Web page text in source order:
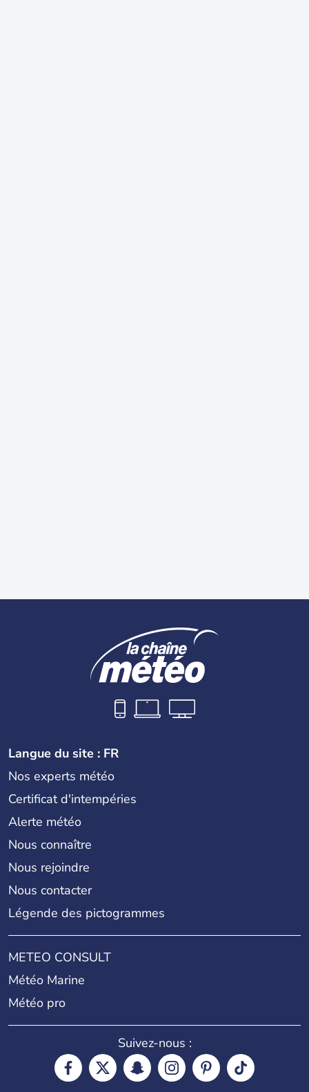
Langue du site : FR
Nos experts météo
Certificat d'intempéries
Alerte météo
Nous connaître
Nous rejoindre
Nous contacter
Légende des pictogrammes
METEO CONSULT
Météo Marine
Météo pro
Suivez-nous :